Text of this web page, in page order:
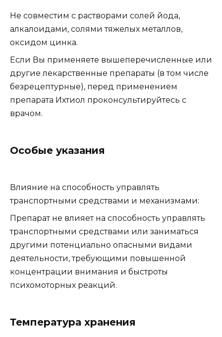
Не совместим с растворами солей йода,
алкалоидами, солями тяжелых металлов,
оксидом цинка.
Если Вы применяете вышеперечисленные или
другие лекарственные препараты (в том числе
безрецептурные), перед применением
препарата Ихтиол проконсультируйтесь с
врачом.
Особые указания
Влияние на способность управлять
транспортными средствами и механизмами:
Препарат не влияет на способность управлять
транспортными средствами или заниматься
другими потенциально опасными видами
деятельности, требующими повышенной
концентрации внимания и быстроты
психомоторных реакций.
Температура хранения